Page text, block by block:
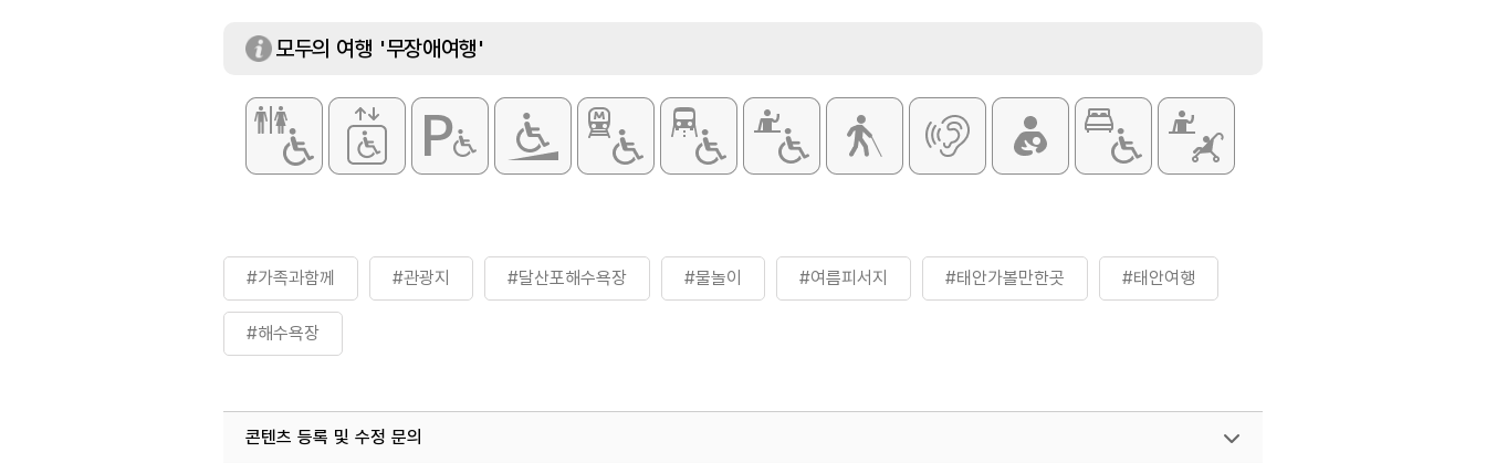
모두의 여행 '무장애여행'
#가족과함께 #관광지 #달산포해수욕장 #물놀이 #여름피서지 #태안가볼만한곳 #태안여행
#해수욕장
콘텐츠 등록 및 수정 문의